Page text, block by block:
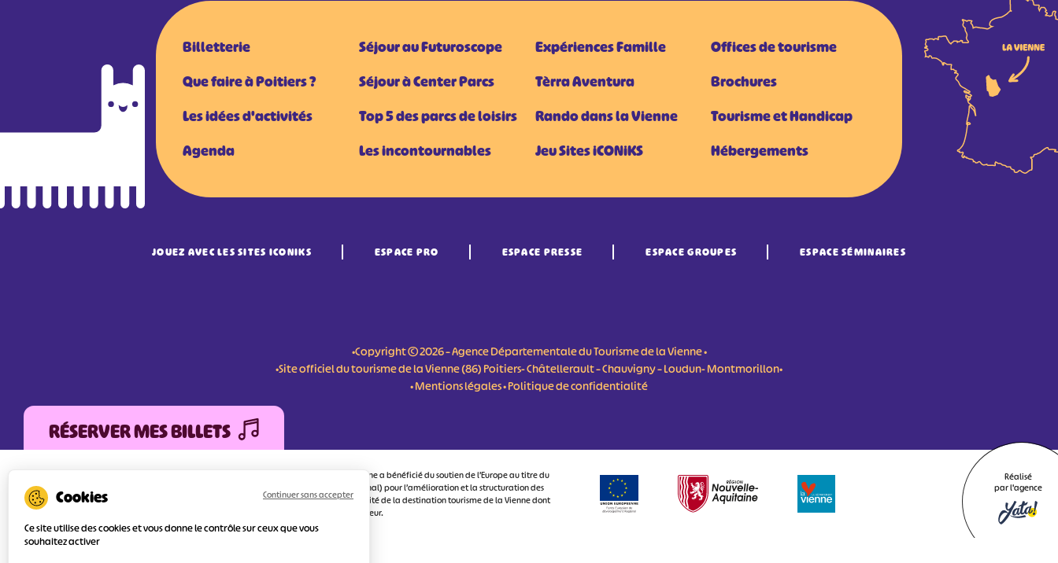
Billetterie
Que faire à Poitiers ?
Les idées d'activités
Agenda
Séjour au Futuroscope
Séjour à Center Parcs
Top 5 des parcs de loisirs
Les incontournables
Expériences Famille
Tèrra Aventura
Rando dans la Vienne
Jeu Sites iCONiKS
Offices de tourisme
Brochures
Tourisme et Handicap
Hébergements
JOUEZ AVEC LES SITES ICONIKS ESPACE PRO ESPACE PRESSE ESPACE GROUPES ESPACE SÉMINAIRES
•Copyright © 2026 – Agence Départementale du Tourisme de la Vienne •
•Site officiel du tourisme de la Vienne (86) Poitiers- Châtellerault – Chauvigny – Loudun- Montmorillon•
•Mentions légales•Politique de confidentialité
RÉSERVER MES BILLETS
L'Agence Départementale de Tourisme de la Vienne a bénéficié du soutien de l’Europe au titre du
FEDER (Fonds Européen de développement Régional) pour l’amélioration et la structuration des
services numériques pour une meilleure attractivité de la destination tourisme de la Vienne dont
l’objectif principal est d’orienter au mieux le visiteur.
Réalisé
par l'agence
Ce site utilise des cookies et vous donne le contrôle sur ceux que vous
souhaitez activer
Continuer sans accepter